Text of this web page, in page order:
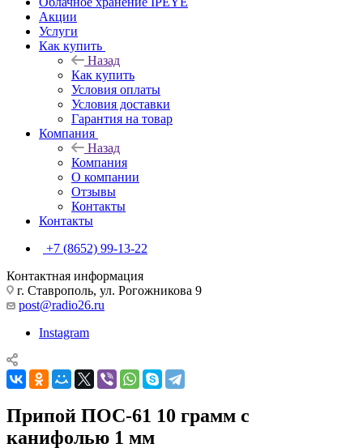
Акции
Услуги
Как купить
Назад
Как купить
Условия оплаты
Условия доставки
Гарантия на товар
Компания
Назад
Компания
О компании
Отзывы
Контакты
Контакты
+7 (8652) 99-13-22
Контактная информация
г. Ставрополь, ул. Рогожникова 9
post@radio26.ru
Instagram
Припой ПОС-61 10 грамм с
канифолью 1 мм